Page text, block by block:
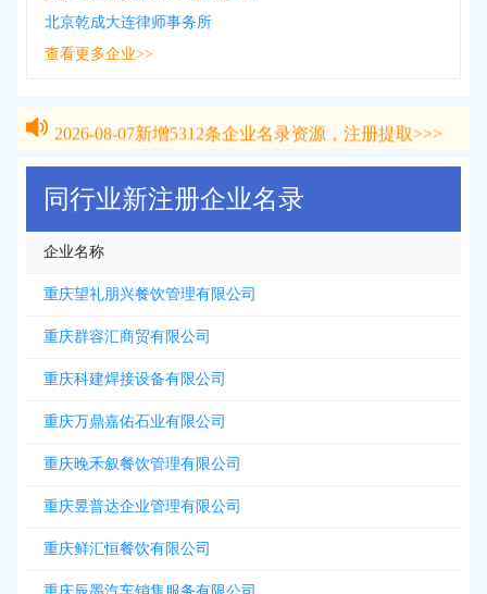
北京乾成大连律师事务所
查看更多企业>>
新增 条企业名录资源，注册提取>>>
2026-08-07新增5312条企业名录资源，注册提取>>>
同行业新注册企业名录
企业名称
重庆望礼朋兴餐饮管理有限公司
重庆群容汇商贸有限公司
重庆科建焊接设备有限公司
重庆万鼎嘉佑石业有限公司
重庆晚禾叙餐饮管理有限公司
重庆昱普达企业管理有限公司
重庆鲜汇恒餐饮有限公司